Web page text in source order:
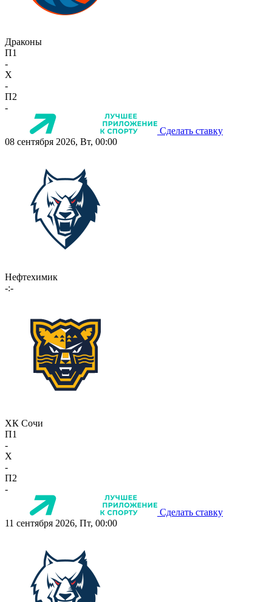
Драконы
П1
-
X
-
П2
-
Сделать ставку
08 сентября 2026, Вт, 00:00
Нефтехимик
-:-
ХК Сочи
П1
-
X
-
П2
-
Сделать ставку
11 сентября 2026, Пт, 00:00